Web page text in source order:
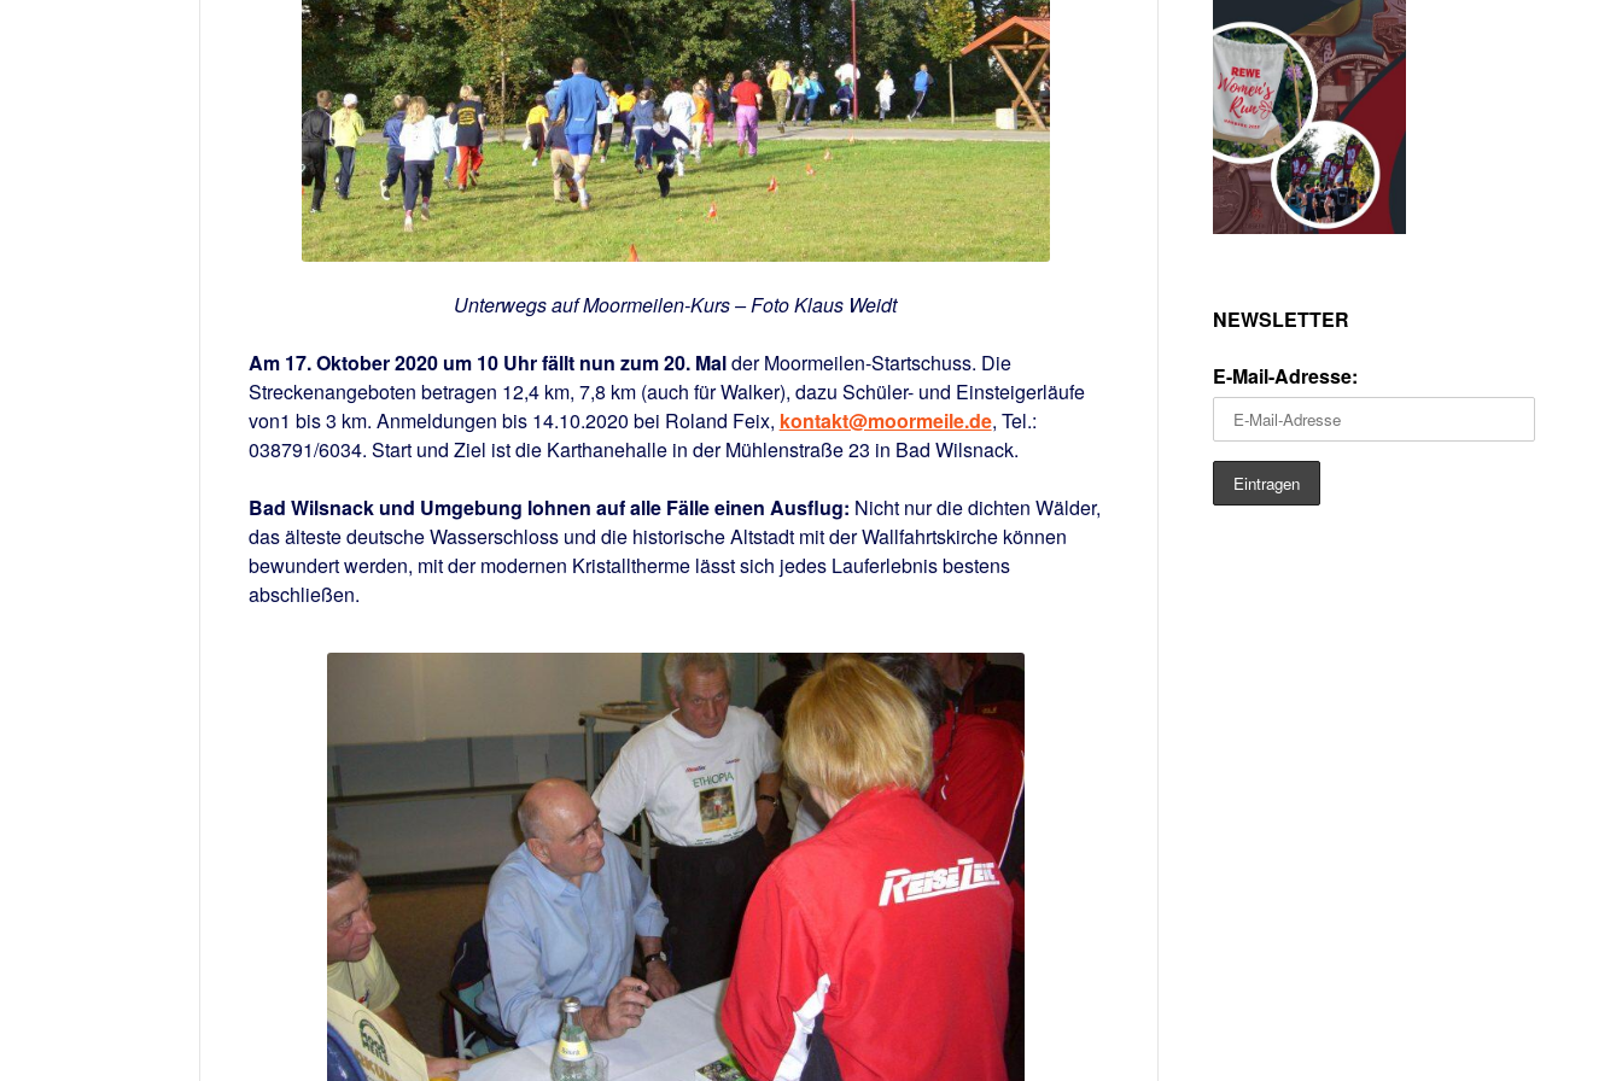
Unterwegs auf Moormeilen-Kurs – Foto Klaus Weidt
Am 17. Oktober 2020 um 10 Uhr fällt nun zum 20. Malder Moormeilen-Startschuss. Die
Streckenangeboten betragen 12,4 km, 7,8 km (auch für Walker), dazu Schüler- und Einsteigerläufe
von1 bis 3 km. Anmeldungen bis 14.10.2020 bei Roland Feix, kontakt@moormeile.de, Tel.:
038791/6034. Start und Ziel ist die Karthanehalle in der Mühlenstraße 23 in Bad Wilsnack.
Bad Wilsnack und Umgebung lohnen auf alle Fälle einen Ausflug: Nicht nur die dichten Wälder,
das älteste deutsche Wasserschloss und die historische Altstadt mit der Wallfahrtskirche können
bewundert werden, mit der modernen Kristalltherme lässt sich jedes Lauferlebnis bestens
abschließen.
NEWSLETTER
E-Mail-Adresse: